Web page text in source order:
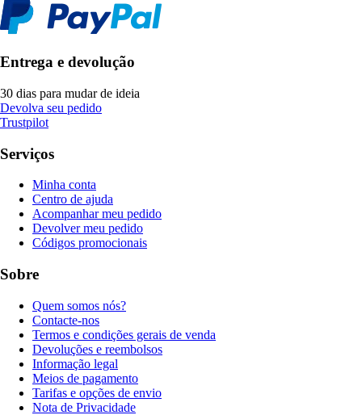
Entrega e devolução
30 dias para mudar de ideia
Devolva seu pedido
Trustpilot
Serviços
Minha conta
Centro de ajuda
Acompanhar meu pedido
Devolver meu pedido
Códigos promocionais
Sobre
Quem somos nós?
Contacte-nos
Termos e condições gerais de venda
Devoluções e reembolsos
Informação legal
Meios de pagamento
Tarifas e opções de envio
Nota de Privacidade